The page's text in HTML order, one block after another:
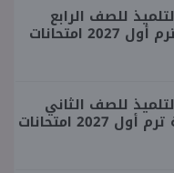
للصف الرابع
الابتدائي إنجليزي ترم أول 2027 امتحانات
للصف الثاني
الإعدادي لغة عربية ترم أول 2027 امتحانات